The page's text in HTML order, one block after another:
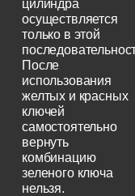
цилиндра
осуществляется
только в этой
После
использования
желтых и красных
ключей
самостоятельно
вернуть
комбинацию
зеленого ключа
нельзя.